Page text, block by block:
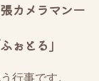
カメラマン一
ぉとる」
行事です。